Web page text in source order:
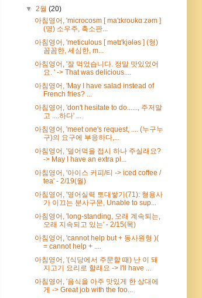
▼2월(20)
아침영어, 'microcosm [ ma'ɪkroʊkɑːzəm ]
(명) 소우주, 축소판...
아침영어, 'meticulous [ mətɪ'kjələs ] (형)
꼼꼼한, 세심한, m...
아침영어, '잘 먹었습니다. 정말 맛있었어
요. ' -> That was delicious....
아침영어, 'May I have salad instead of
French fries? ...
아침영어, 'don't hesitate to do......, 주저말
고 ....하다' ...
아침영어, 'meet one's request, .... (누구누
구)의 요구에 부응하다,...
아침영어, '덜어먹을 접시 하나 주실래요?
-> May I have an extra pl...
아침영어, '아이스 커피/티 -> iced coffee /
tea' - 2/19(월)
아침영어, '영어실력 토대쌓기(71): 형용사
가 이끄는 분사구문, Unable to sup...
아침영어, 'long-standing, 오래 계속되는,
오래 지속되고 있는' - 2/15(목)
아침영어, 'cannot help but + 동사원형 )(
= cannot help + ....
아침영어, '(식당에서 주문할 때) 난 이 돼
지고기 요리로 할래요 -> I'll have ...
아침영어, '음식을 아주 맛있게 한 상대에
게 -> Great job with the foo...